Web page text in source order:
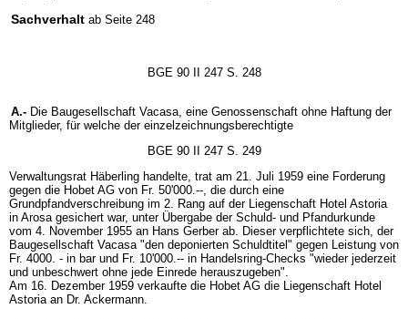
Sachverhalt ab Seite 248
BGE 90 II 247 S. 248
A.- Die Baugesellschaft Vacasa, eine Genossenschaft ohne Haftung der
Mitglieder, für welche der einzelzeichnungsberechtigte
BGE 90 II 247 S. 249
Verwaltungsrat Häberling handelte, trat am 21. Juli 1959 eine Forderung
gegen die Hobet AG von Fr. 50'000.--, die durch eine
Grundpfandverschreibung im 2. Rang auf der Liegenschaft Hotel Astoria
in Arosa gesichert war, unter Übergabe der Schuld- und Pfandurkunde
vom 4. November 1955 an Hans Gerber ab. Dieser verpflichtete sich, der
Baugesellschaft Vacasa "den deponierten Schuldtitel" gegen Leistung von
Fr. 4000. - in bar und Fr. 10'000.-- in Handelsring-Checks "wieder jederzeit
und unbeschwert ohne jede Einrede herauszugeben".
Am 16. Dezember 1959 verkaufte die Hobet AG die Liegenschaft Hotel
Astoria an Dr. Ackermann.